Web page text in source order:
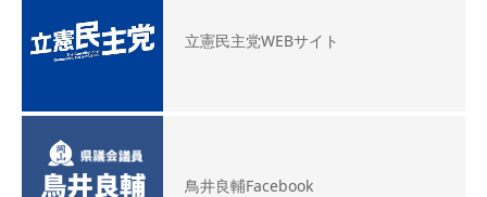
立憲民主党WEBサイト
鳥井良輔Facebook